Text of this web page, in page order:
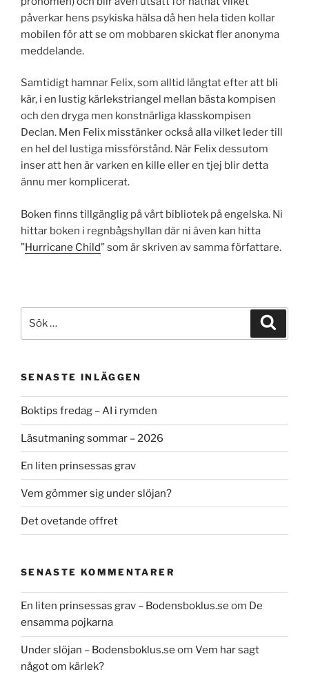
påverkar hens psykiska hälsa då hen hela tiden kollar
mobilen för att se om mobbaren skickat fler anonyma
meddelande.
Samtidigt hamnar Felix, som alltid längtat efter att bli
kär, i en lustig kärlekstriangel mellan bästa kompisen
och den dryga men konstnärliga klasskompisen
Declan. Men Felix misstänker också alla vilket leder till
en hel del lustiga missförstånd. När Felix dessutom
inser att hen är varken en kille eller en tjej blir detta
ännu mer komplicerat.
Boken finns tillgänglig på vårt bibliotek på engelska. Ni
hittar boken i regnbågshyllan där ni även kan hitta
”Hurricane Child” som är skriven av samma författare.
efter:
SENASTE INLÄGGEN
Boktips fredag – AI i rymden
Läsutmaning sommar – 2026
En liten prinsessas grav
Vem gömmer sig under slöjan?
Det ovetande offret
SENASTE KOMMENTARER
En liten prinsessas grav – Bodensboklus.se om De
ensamma pojkarna
Under slöjan – Bodensboklus.se om Vem har sagt
något om kärlek?